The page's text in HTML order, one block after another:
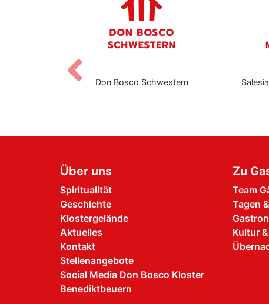
Don Bosco Schwestern
Salesianische
Zurück
Über uns
Spiritualität
Geschichte
Klostergelände
Aktuelles
Kontakt
Stellenangebote
Social Media Don Bosco Kloster
Benediktbeuern
Zu
Team
Tagen
Kultur